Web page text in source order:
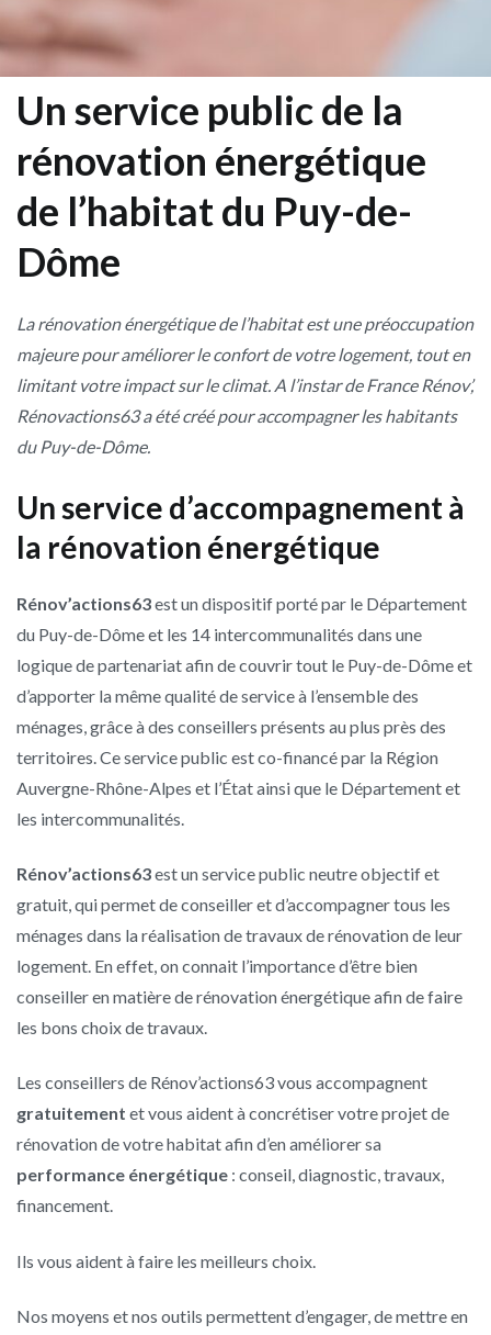
Un service public de la
rénovation énergétique
de l’habitat du Puy-de-
Dôme
La rénovation énergétique de l’habitat est une préoccupation
majeure pour améliorer le confort de votre logement, tout en
limitant votre impact sur le climat. A l’instar de France Rénov’,
Rénovactions63 a été créé pour accompagner les habitants
du Puy-de-Dôme.
Un service d’accompagnement à
la rénovation énergétique
Rénov’actions63est un dispositif porté par le Département
du Puy-de-Dôme et les 14 intercommunalités dans une
logique de partenariat afin de couvrir tout le Puy-de-Dôme et
d’apporter la même qualité de service à l’ensemble des
ménages, grâce à des conseillers présents au plus près des
territoires. Ce service public est co-financé par la Région
Auvergne-Rhône-Alpes et l’État ainsi que le Département et
les intercommunalités.
Rénov’actions63est un service public neutre objectif et
gratuit, qui permet de conseiller et d’accompagner tous les
ménages dans la réalisation de travaux de rénovation de leur
logement. En effet, on connait l’importance d’être bien
conseiller en matière de rénovation énergétique afin de faire
les bons choix de travaux.
Les conseillers de Rénov’actions63 vous accompagnent
gratuitement et vous aident à concrétiser votre projet de
rénovation de votre habitat afin d’en améliorer sa
performance énergétique : conseil, diagnostic, travaux,
financement.
Ils vous aident à faire les meilleurs choix.
Nos moyens et nos outils permettent d’engager, de mettre en